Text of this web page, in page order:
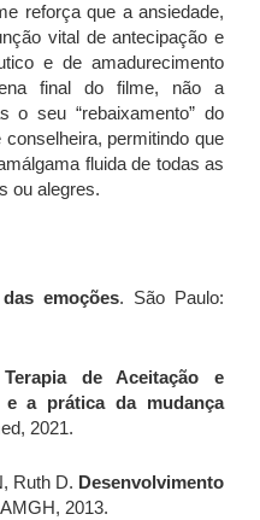
reforça que a ansiedade,
vital de antecipação e
e de amadurecimento
final do filme, não a
o seu “rebaixamento” do
permitindo que
fluida de todas as
ou alegres.
emoções. São Paulo:
Terapia de Aceitação e
a prática da mudança
2021.
Ruth D. Desenvolvimento
2013.